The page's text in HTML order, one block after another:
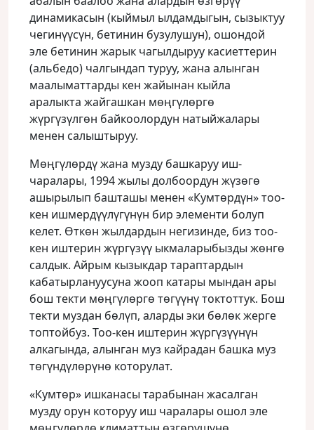
динамикасын (кыймыл ылдамдыгын, сызыктуу
чегинүүсүн, бетинин бузулушун), ошондой
эле бетинин жарык чагылдыруу касиеттерин
(альбедо) чалгындап туруу, жана алынган
маалыматтарды кен жайынан кыйла
аралыкта жайгашкан мөңгүлөргө
жүргүзүлгөн байкоолордун натыйжалары
менен салыштыруу.
Мөңгүлөрдү жана музду башкаруу иш-
чаралары, 1994 жылы долбоордун жүзөгө
ашырылып башташы менен «Кумтөрдүн» тоо-
кен ишмердүүлүгүнүн бир элементи болуп
келет. Өткөн жылдардын негизинде, биз тоо-
кен иштерин жүргүзүү ыкмаларыбызды жөнгө
салдык. Айрым кызыкдар тараптардын
кабатырлануусуна жооп катары мындан ары
бош текти мөңгүлөргө төгүүнү токтоттук. Бош
текти муздан бөлүп, аларды эки бөлөк жерге
топтойбуз. Тоо-кен иштерин жүргүзүүнүн
алкагында, алынган муз кайрадан башка муз
төгүндүлөрүнө которулат.
«Кумтөр» ишканасы тарабынан жасалган
музду орун которуу иш чаралары ошол эле